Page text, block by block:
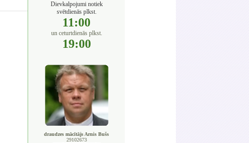
Dievkalpojumi notiek
svētdienās plkst.
11:00
un ceturtdienās plkst.
19:00
draudzes mācītājs Arnis Bušs
29102673